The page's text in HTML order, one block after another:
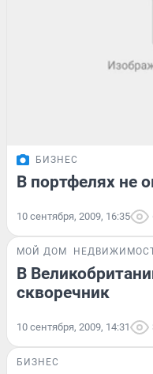
БИЗНЕС
В портфелях не
10 сентября, 2009, 16:35
МОЙ ДОМ
В
скворечник
10 сентября, 2009, 14:31
БИЗНЕС